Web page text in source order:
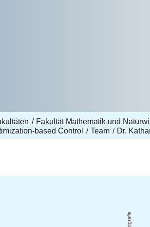
Fakultät Mathematik und
based Control
Team Dr.